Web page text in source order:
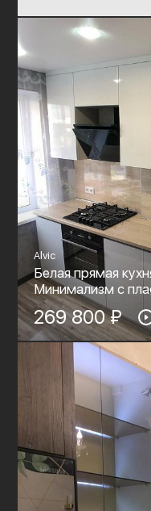
Alvic
Белая прямая
Минимализм с
269 800 ₽